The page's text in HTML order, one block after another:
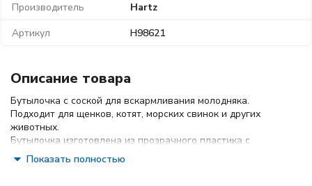
Производитель
Hartz
Артикул
Н98621
Описание товара
Бутылочка с соской для вскармливания молодняка.
Подходит для щенков, котят, морских свинок и других
животных.
Бутылочка изготовлена из прозрачного пластика с
нанесенными делениями для более точного измерения
жидкостей.
Показать полностью